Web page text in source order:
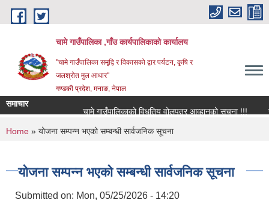
Skip to main content
चामे गाउँपालिका ,गाँउ कार्यपालिकाको कार्यालय
"चामे गाउँपालिका समृद्वि र विकासको द्वार पर्यटन, कृषि र
जलश्रोत मुल आधार"
गण्डकी प्रदेश, मनाङ, नेपाल
समाचार
चामे गाउँपालिकाको विधुतिय वोलपत्र आव्हानको सूचना !!!
You are here
Home » योजना सम्पन्न भएको सम्बन्धी सार्वजनिक सूचना
योजना सम्पन्न भएको सम्बन्धी सार्वजनिक सूचना
Submitted on: Mon, 05/25/2026 - 14:20